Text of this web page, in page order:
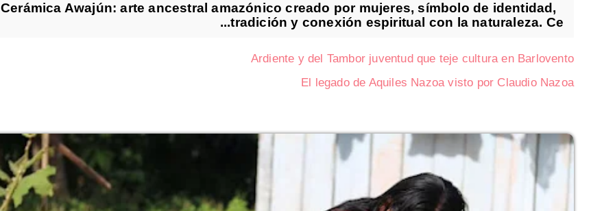
Cerámica Awajún: arte ancestral amazónico creado por mujeres, símbolo de identidad,
tradición y conexión espiritual con la naturaleza. Ce...
Ardiente y del Tambor juventud que teje cultura en Barlovento
El legado de Aquiles Nazoa visto por Claudio Nazoa